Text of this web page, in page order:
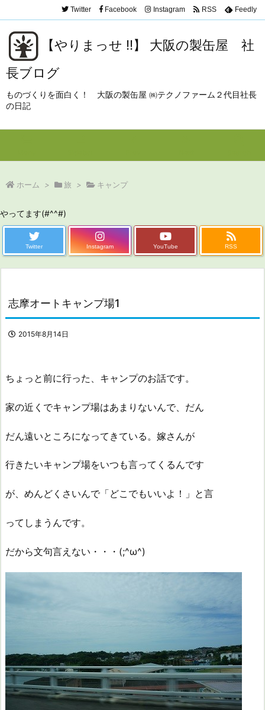
【やりまっせ !!】 大阪の製缶屋 社
長ブログ
ものづくりを面白く！ 大阪の製缶屋 ㈱テクノファーム２代目社長
の日記
Twitter Facebook Instagram RSS Feedly
ホーム > 旅 > キャンプ
やってます(#^^#)
Twitter Instagram YouTube RSS
志摩オートキャンプ場1
2015年8月14日
ちょっと前に行った、キャンプのお話です。
家の近くでキャンプ場はあまりないんで、だん
だん遠いところになってきている。嫁さんが
行きたいキャンプ場をいつも言ってくるんです
が、めんどくさいんで「どこでもいいよ！」と言
ってしまうんです。
だから文句言えない・・・(;^ω^)